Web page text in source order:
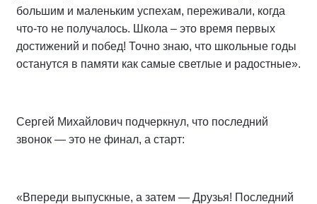
большим и маленьким успехам, переживали, когда
что-то не получалось. Школа – это время первых
достижений и побед! Точно знаю, что школьные годы
останутся в памяти как самые светлые и радостные».
Сергей Михайлович подчеркнул, что последний
звонок — это не финал, а старт:
«Впереди выпускные, а затем — Друзья! Последний